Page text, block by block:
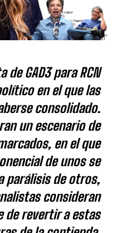
GAD3 para RCN
en el que las
consolidado.
un escenario de
en el que
de unos se
parálisis de otros,
consideran
de revertir a estas